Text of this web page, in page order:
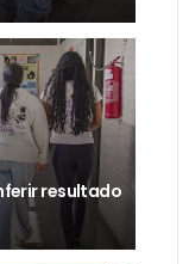
resultado